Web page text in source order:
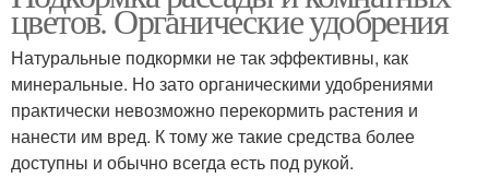
цветов. Органические удобрения
Натуральные подкормки не так эффективны, как
минеральные. Но зато органическими удобрениями
практически невозможно перекормить растения и
нанести им вред. К тому же такие средства более
доступны и обычно всегда есть под рукой.